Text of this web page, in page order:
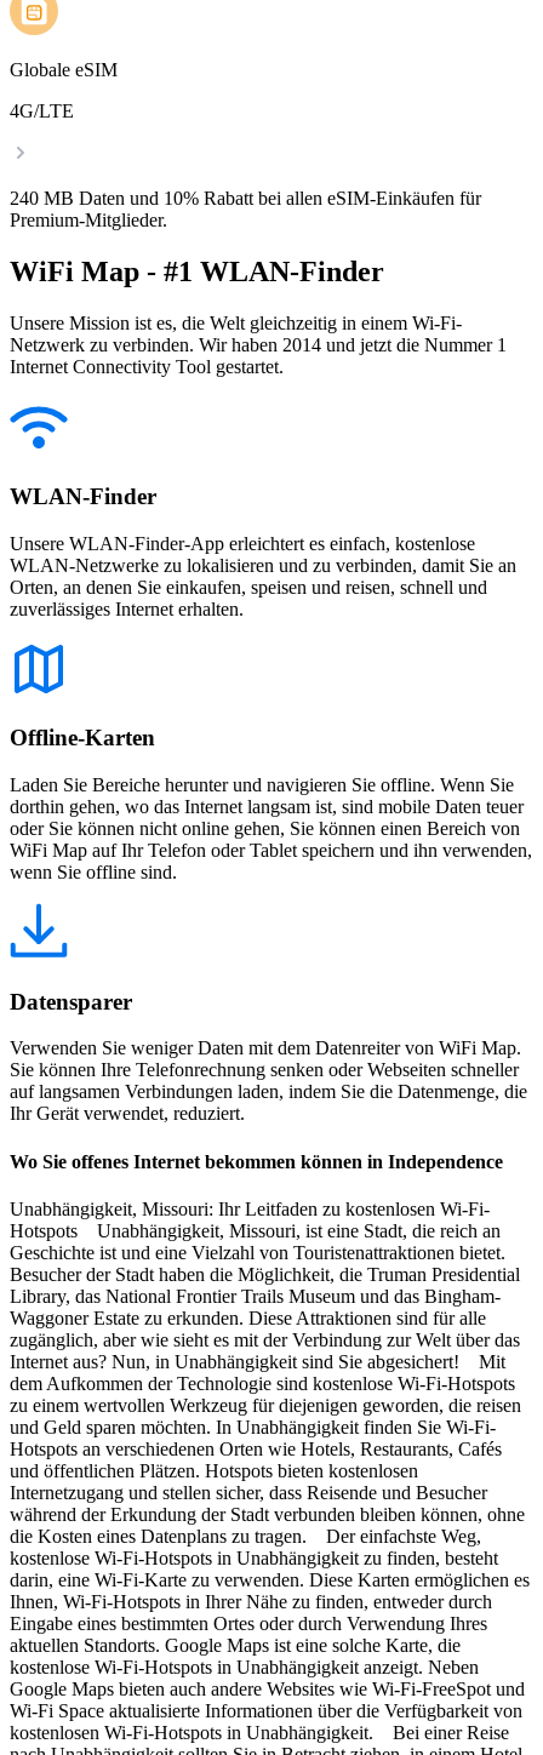
Globale eSIM
4G/LTE
240 MB Daten und 10% Rabatt bei allen eSIM-Einkäufen für
Premium-Mitglieder.
WiFi Map - #1 WLAN-Finder
Unsere Mission ist es, die Welt gleichzeitig in einem Wi-Fi-
Netzwerk zu verbinden. Wir haben 2014 und jetzt die Nummer 1
Internet Connectivity Tool gestartet.
WLAN-Finder
Unsere WLAN-Finder-App erleichtert es einfach, kostenlose
WLAN-Netzwerke zu lokalisieren und zu verbinden, damit Sie an
Orten, an denen Sie einkaufen, speisen und reisen, schnell und
zuverlässiges Internet erhalten.
Offline-Karten
Laden Sie Bereiche herunter und navigieren Sie offline. Wenn Sie
dorthin gehen, wo das Internet langsam ist, sind mobile Daten teuer
oder Sie können nicht online gehen, Sie können einen Bereich von
WiFi Map auf Ihr Telefon oder Tablet speichern und ihn verwenden,
wenn Sie offline sind.
Datensparer
Verwenden Sie weniger Daten mit dem Datenreiter von WiFi Map.
Sie können Ihre Telefonrechnung senken oder Webseiten schneller
auf langsamen Verbindungen laden, indem Sie die Datenmenge, die
Ihr Gerät verwendet, reduziert.
Wo Sie offenes Internet bekommen können in Independence
Unabhängigkeit, Missouri: Ihr Leitfaden zu kostenlosen Wi-Fi-
Hotspots Unabhängigkeit, Missouri, ist eine Stadt, die reich an
Geschichte ist und eine Vielzahl von Touristenattraktionen bietet.
Besucher der Stadt haben die Möglichkeit, die Truman Presidential
Library, das National Frontier Trails Museum und das Bingham-
Waggoner Estate zu erkunden. Diese Attraktionen sind für alle
zugänglich, aber wie sieht es mit der Verbindung zur Welt über das
Internet aus? Nun, in Unabhängigkeit sind Sie abgesichert! Mit
dem Aufkommen der Technologie sind kostenlose Wi-Fi-Hotspots
zu einem wertvollen Werkzeug für diejenigen geworden, die reisen
und Geld sparen möchten. In Unabhängigkeit finden Sie Wi-Fi-
Hotspots an verschiedenen Orten wie Hotels, Restaurants, Cafés
und öffentlichen Plätzen. Hotspots bieten kostenlosen
Internetzugang und stellen sicher, dass Reisende und Besucher
während der Erkundung der Stadt verbunden bleiben können, ohne
die Kosten eines Datenplans zu tragen. Der einfachste Weg,
kostenlose Wi-Fi-Hotspots in Unabhängigkeit zu finden, besteht
darin, eine Wi-Fi-Karte zu verwenden. Diese Karten ermöglichen es
Ihnen, Wi-Fi-Hotspots in Ihrer Nähe zu finden, entweder durch
Eingabe eines bestimmten Ortes oder durch Verwendung Ihres
aktuellen Standorts. Google Maps ist eine solche Karte, die
kostenlose Wi-Fi-Hotspots in Unabhängigkeit anzeigt. Neben
Google Maps bieten auch andere Websites wie Wi-Fi-FreeSpot und
Wi-Fi Space aktualisierte Informationen über die Verfügbarkeit von
kostenlosen Wi-Fi-Hotspots in Unabhängigkeit. Bei einer Reise